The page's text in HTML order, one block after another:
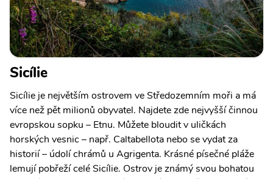
Sicílie
Sicílie je největším ostrovem ve Středozemním moři a má
více než pět milionů obyvatel. Najdete zde nejvyšší činnou
evropskou sopku – Etnu. Můžete bloudit v uličkách
horských vesnic – např. Caltabellota nebo se vydat za
historií – údolí chrámů u Agrigenta. Krásné písečné pláže
lemují pobřeží celé Sicílie. Ostrov je známý svou bohatou